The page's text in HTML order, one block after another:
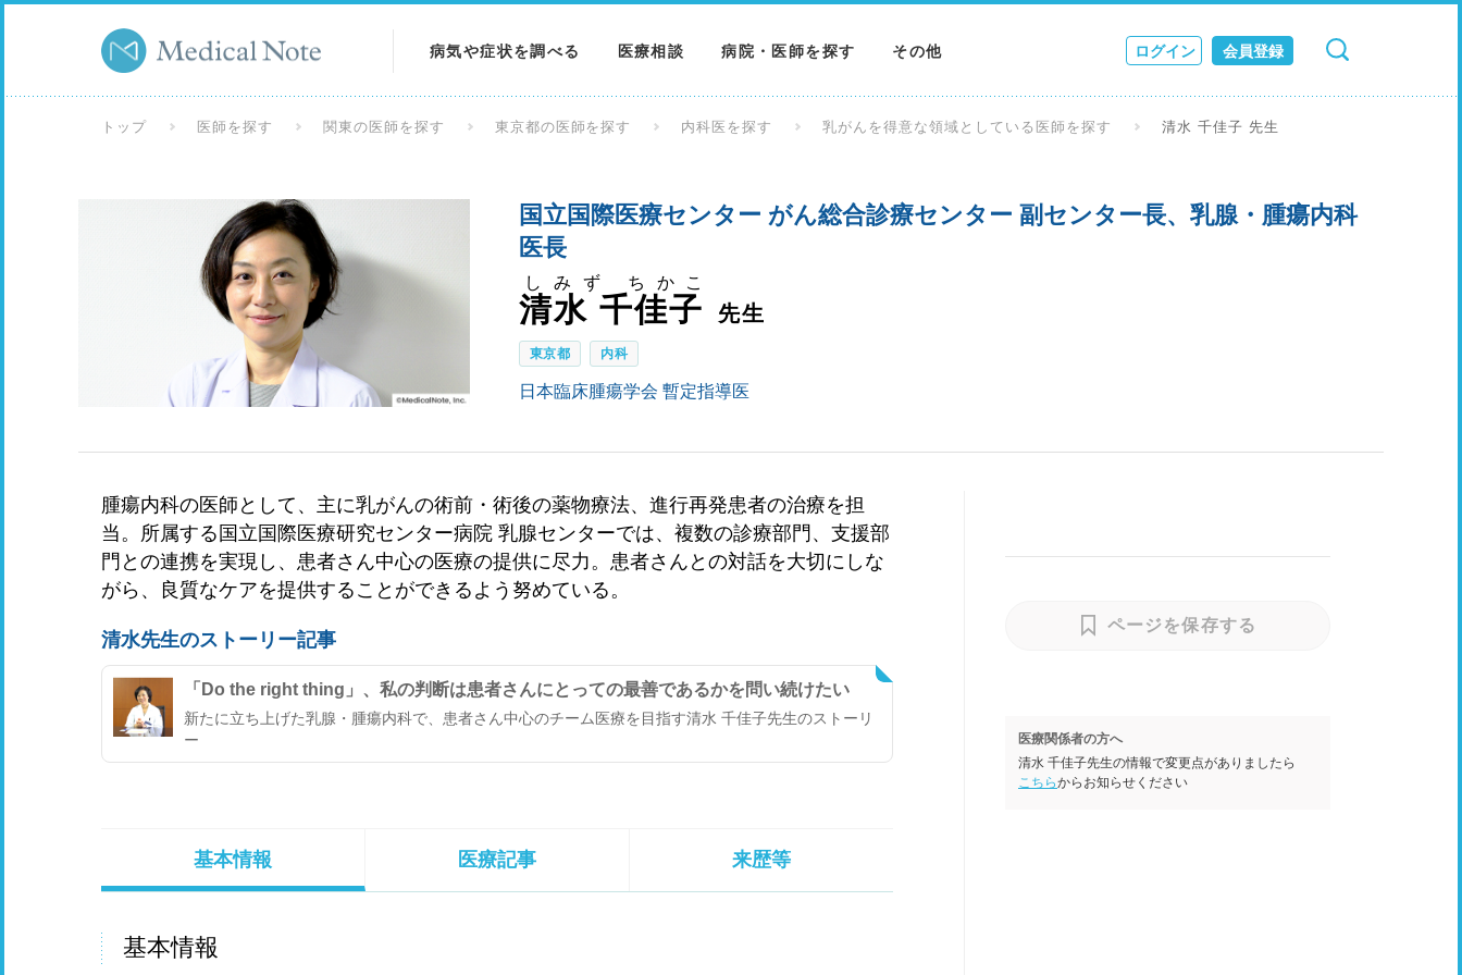
病気や症状を調べる
検査を調べる
医療相談 病院・医師を探す その他 ログイン 会員登録
検索 キャンセル
トップ 医師を探す 関東の医師を探す 東京都の医師を探す 内科医を探す 乳がんを得意な領域としている医師を探す 清水 千佳子 先生
国立国際医療センター がん総合診療センター 副センター長、乳腺・腫瘍内科
医長
清水 千佳子
しみず ちかこ
先生
東京都 内科
日本臨床腫瘍学会 暫定指導医
腫瘍内科の医師として、主に乳がんの術前・術後の薬物療法、進行再発患者の治療を担
当。所属する国立国際医療研究センター病院 乳腺センターでは、複数の診療部門、支援部
門との連携を実現し、患者さん中心の医療の提供に尽力。患者さんとの対話を大切にしな
がら、良質なケアを提供することができるよう努めている。
清水先生のストーリー記事
「Do the right thing」、私の判断は患者さんにとっての最善であるかを問い続けたい
新たに立ち上げた乳腺・腫瘍内科で、患者さん中心のチーム医療を目指す清水 千佳子先生のストーリ
ー
基本情報 医療記事 来歴等
基本情報
ページを保存する
医療関係者の方へ
清水 千佳子先生の情報で変更点がありましたら
こちらからお知らせください